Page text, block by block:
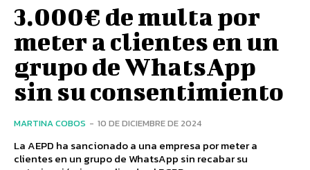
3.000€ de multa por
meter a clientes en un
grupo de WhatsApp
sin su consentimiento
MARTINA COBOS - 10 DE DICIEMBRE DE 2024
La AEPD ha sancionado a una empresa por meter a
clientes en un grupo de WhatsApp sin recabar su